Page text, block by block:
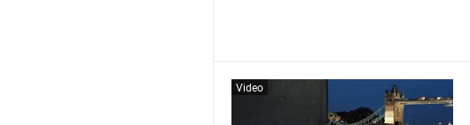
Video